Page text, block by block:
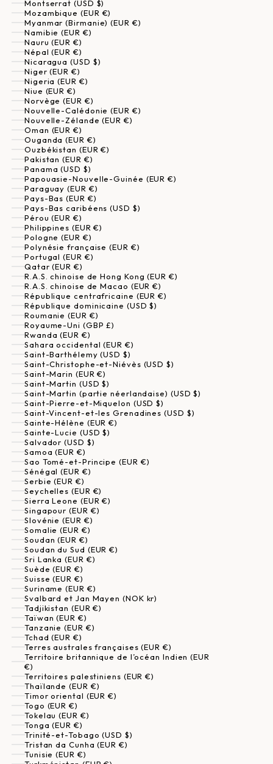
Montserrat (USD $)
Mozambique (EUR €)
Myanmar (Birmanie) (EUR €)
Namibie (EUR €)
Nauru (EUR €)
Népal (EUR €)
Nicaragua (USD $)
Niger (EUR €)
Nigeria (EUR €)
Niue (EUR €)
Norvège (EUR €)
Nouvelle-Calédonie (EUR €)
Nouvelle-Zélande (EUR €)
Oman (EUR €)
Ouganda (EUR €)
Ouzbékistan (EUR €)
Pakistan (EUR €)
Panama (USD $)
Papouasie-Nouvelle-Guinée (EUR €)
Paraguay (EUR €)
Pays-Bas (EUR €)
Pays-Bas caribéens (USD $)
Pérou (EUR €)
Philippines (EUR €)
Pologne (EUR €)
Polynésie française (EUR €)
Portugal (EUR €)
Qatar (EUR €)
R.A.S. chinoise de Hong Kong (EUR €)
R.A.S. chinoise de Macao (EUR €)
République centrafricaine (EUR €)
République dominicaine (USD $)
Roumanie (EUR €)
Royaume-Uni (GBP £)
Rwanda (EUR €)
Sahara occidental (EUR €)
Saint-Barthélemy (USD $)
Saint-Christophe-et-Niévès (USD $)
Saint-Marin (EUR €)
Saint-Martin (USD $)
Saint-Martin (partie néerlandaise) (USD $)
Saint-Pierre-et-Miquelon (USD $)
Saint-Vincent-et-les Grenadines (USD $)
Sainte-Hélène (EUR €)
Sainte-Lucie (USD $)
Salvador (USD $)
Samoa (EUR €)
Sao Tomé-et-Principe (EUR €)
Sénégal (EUR €)
Serbie (EUR €)
Seychelles (EUR €)
Sierra Leone (EUR €)
Singapour (EUR €)
Slovénie (EUR €)
Somalie (EUR €)
Soudan (EUR €)
Soudan du Sud (EUR €)
Sri Lanka (EUR €)
Suède (EUR €)
Suisse (EUR €)
Suriname (EUR €)
Svalbard et Jan Mayen (NOK kr)
Tadjikistan (EUR €)
Taïwan (EUR €)
Tanzanie (EUR €)
Tchad (EUR €)
Terres australes françaises (EUR €)
Territoire britannique de l’océan Indien (EUR
€)
Territoires palestiniens (EUR €)
Thaïlande (EUR €)
Timor oriental (EUR €)
Togo (EUR €)
Tokelau (EUR €)
Tonga (EUR €)
Trinité-et-Tobago (USD $)
Tristan da Cunha (EUR €)
Tunisie (EUR €)